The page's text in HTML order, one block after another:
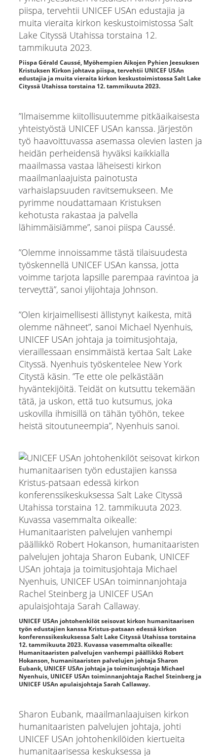
Piispa Gérald Caussé, Myöhempien Aikojen Pyhien Jeesuksen
Kristuksen Kirkon johtava piispa, tervehtii UNICEF USAn
edustajia ja muita vieraita kirkon keskustoimistossa Salt Lake
Cityssä Utahissa torstaina 12. tammikuuta 2023.
”Ilmaisemme kiitollisuutemme pitkäaikaisesta
yhteistyöstä UNICEF USAn kanssa. Järjestön
työ haavoittuvassa asemassa olevien lasten ja
heidän perheidensä hyväksi kaikkialla
maailmassa vastaa läheisesti kirkon
maailmanlaajuista painotusta
varhaislapsuuden ravitsemukseen. Me
pyrimme noudattamaan Kristuksen
kehotusta rakastaa ja palvella
lähimmäisiämme”, sanoi piispa Caussé.
”Olemme innoissamme tästä tilaisuudesta
työskennellä UNICEF USAn kanssa, jotta
voimme tarjota lapsille parempaa ravintoa ja
terveyttä”, sanoi ylijohtaja Johnson.
”Olen kirjaimellisesti ällistynyt kaikesta, mitä
olemme nähneet”, sanoi Michael Nyenhuis,
UNICEF USAn johtaja ja toimitusjohtaja,
vieraillessaan ensimmäistä kertaa Salt Lake
Cityssä. Nyenhuis työskentelee New York
Citystä käsin. ”Te ette ole pelkästään
hyväntekijöitä. Teidät on kutsuttu tekemään
tätä, ja uskon, että tuo kutsumus, joka
uskovilla ihmisillä on tähän työhön, tekee
heistä sitoutuneempia”, Nyenhuis sanoi.
UNICEF USAn johtohenkilöt seisovat kirkon humanitaarisen
työn edustajien kanssa Kristus-patsaan edessä kirkon
konferenssikeskuksessa Salt Lake Cityssä Utahissa torstaina
12. tammikuuta 2023. Kuvassa vasemmalta oikealle:
Humanitaaristen palvelujen vanhempi päällikkö Robert
Hokanson, humanitaaristen palvelujen johtaja Sharon
Eubank, UNICEF USAn johtaja ja toimitusjohtaja Michael
Nyenhuis, UNICEF USAn toiminnanjohtaja Rachel Steinberg ja
UNICEF USAn apulaisjohtaja Sarah Callaway.
Sharon Eubank, maailmanlaajuisen kirkon
humanitaaristen palvelujen johtaja, johti
UNICEF USAn johtohenkilöiden kiertueita
humanitaarisessa keskuksessa ja